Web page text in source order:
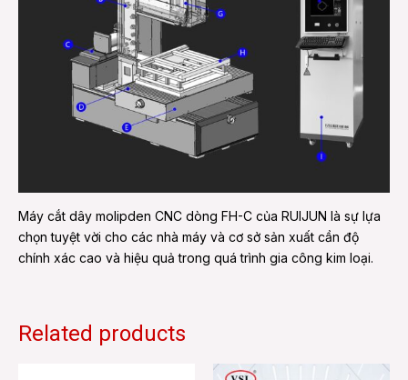
Máy cắt dây molipden CNC dòng FH-C của RUIJUN là sự lựa
chọn tuyệt vời cho các nhà máy và cơ sở sản xuất cần độ
chính xác cao và hiệu quả trong quá trình gia công kim loại.
Related products